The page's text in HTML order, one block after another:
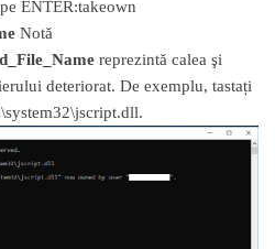
ENTER:takeown
Notă
reprezintă calea şi
deteriorat. De exemplu, tastați